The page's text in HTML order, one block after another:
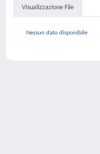
Visualizzazione File
Nessun dato disponibile